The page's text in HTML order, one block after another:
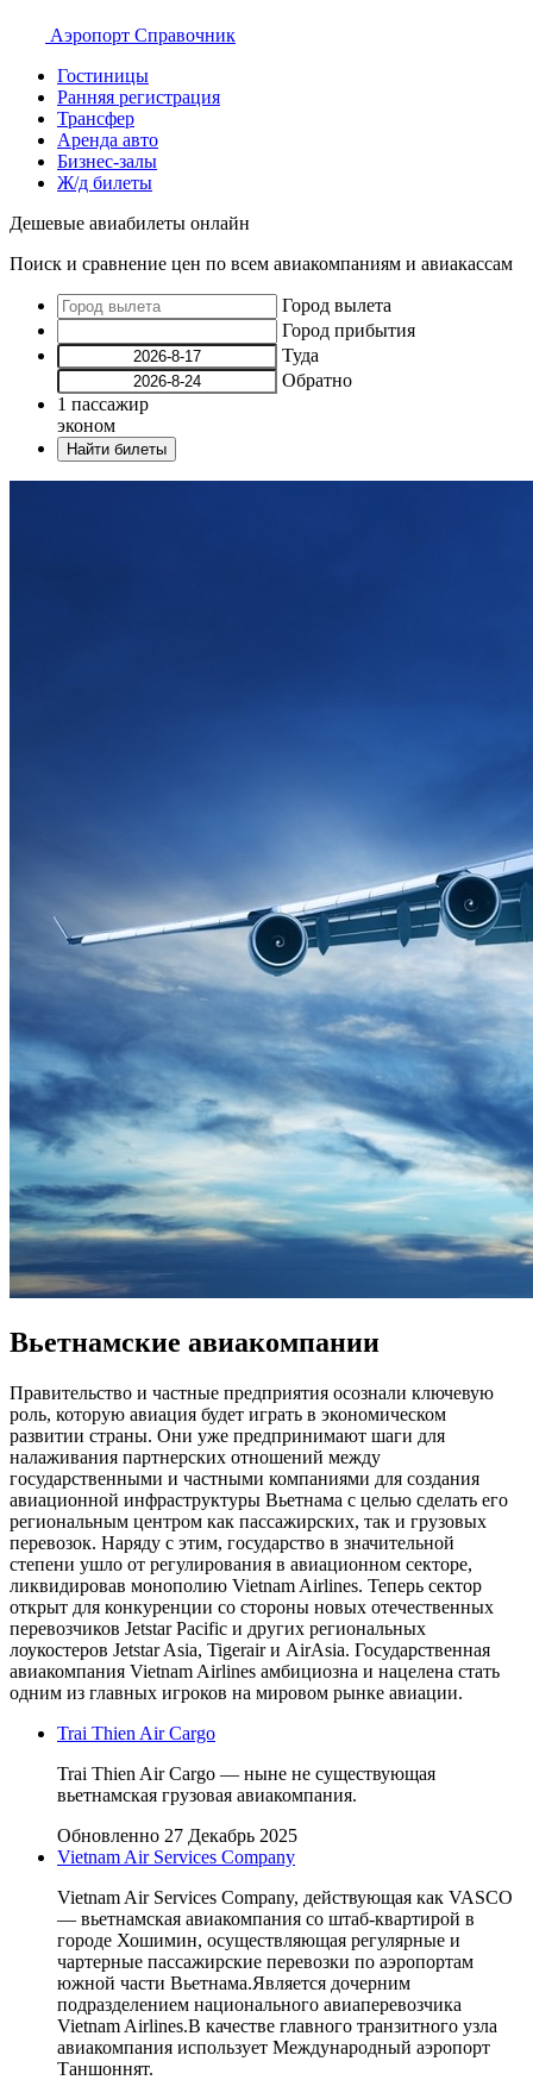
Аэропорт Справочник
Гостиницы
Ранняя регистрация
Трансфер
Аренда авто
Бизнес-залы
Ж/д билеты
Дешевые авиабилеты онлайн
Поиск и сравнение цен по всем авиакомпаниям и авиакассам
Город вылета
Город прибытия
Туда
Обратно
1 пассажир
эконом
Найти билеты
Вьетнамские авиакомпании
Правительство и частные предприятия осознали ключевую
роль, которую авиация будет играть в экономическом
развитии страны. Они уже предпринимают шаги для
налаживания партнерских отношений между
государственными и частными компаниями для создания
авиационной инфраструктуры Вьетнама с целью сделать его
региональным центром как пассажирских, так и грузовых
перевозок. Наряду с этим, государство в значительной
степени ушло от регулирования в авиационном секторе,
ликвидировав монополию Vietnam Airlines. Теперь сектор
открыт для конкуренции со стороны новых отечественных
перевозчиков Jetstar Pacific и других региональных
лоукостеров Jetstar Asia, Tigerair и AirAsia. Государственная
авиакомпания Vietnam Airlines амбициозна и нацелена стать
одним из главных игроков на мировом рынке авиации.
Trai Thien Air Cargo
Trai Thien Air Cargo — ныне не существующая
вьетнамская грузовая авиакомпания.
Обновленно 27 Декабрь 2025
Vietnam Air Services Company
Vietnam Air Services Company, действующая как VASCO
— вьетнамская авиакомпания со штаб-квартирой в
городе Хошимин, осуществляющая регулярные и
чартерные пассажирские перевозки по аэропортам
южной части Вьетнама.Является дочерним
подразделением национального авиаперевозчика
Vietnam Airlines.В качестве главного транзитного узла
авиакомпания использует Международный аэропорт
Таншоннят.